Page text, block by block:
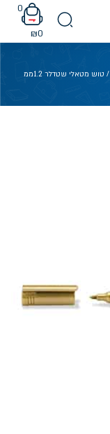
0
₪0
/ טוש מטאלי שטדלר 1.2ממ